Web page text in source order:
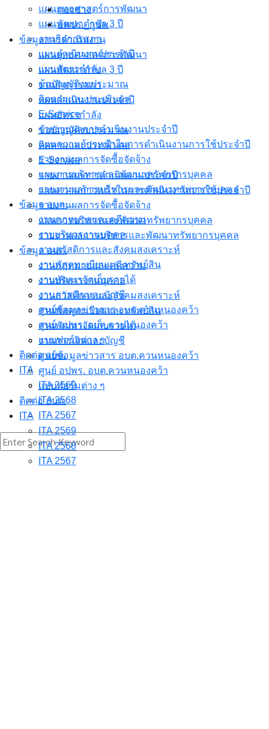
กองช่าง
อพปร._กูชีพ
ข้อมูลการดำเนินงาน
แผนยุทธศาสตร์การพัฒนา
แผนพัฒนาตำบล 3 ปี
งานกิจการสภา
แผนดำเนินงานประจำปี
แผนอัตรากำลัง
ข้อบัญญัติงบประมาณ
ติดตามและประเมินผล
E-Service
รายงานผลการดำเนินงานประจำปี
แผนความก้าวหน้าในการดำเนินงานการใช้ประจำปี
รายงานผลการจัดซื้อจัดจ้าง
แผนการบริหารและพัฒนาทรัพยากรบุคคล
รายงานผลการบริหารและพัฒนาทรัพยากรบุคคล
ข้อมูล อบต.
งานกฎหมายและคดีความ
งาบบริหารงานบุคคล
งานสวัสดิการและสังคมสงเคราะห์
งานพัสดุทะเบียนและทรัพย์สิน
งานพัฒนาจัดเก็บรายได้
งานการเงินและบัญชี
ศูนย์ข้อมูลข่าวสาร อบต.ควนหนองคว้า
ศูนย์ อปพร. อบต.ควนหนองคว้า
แบบฟอร์มต่าง ๆ
ติดต่อ อบต.
ITA
ITA 2569
ITA 2568
ITA 2567
แผนยุทธศาสตร์การพัฒนา
แผนพัฒนาตำบล 3 ปี
งานกิจการสภา
แผนดำเนินงานประจำปี
แผนอัตรากำลัง
ข้อบัญญัติงบประมาณ
ติดตามและประเมินผล
E-Service
รายงานผลการดำเนินงานประจำปี
แผนความก้าวหน้าในการดำเนินงานการใช้ประจำปี
รายงานผลการจัดซื้อจัดจ้าง
แผนการบริหารและพัฒนาทรัพยากรบุคคล
รายงานผลการบริหารและพัฒนาทรัพยากรบุคคล
ข้อมูล อบต.
งานกฎหมายและคดีความ
งาบบริหารงานบุคคล
งานสวัสดิการและสังคมสงเคราะห์
งานพัสดุทะเบียนและทรัพย์สิน
งานพัฒนาจัดเก็บรายได้
งานการเงินและบัญชี
ศูนย์ข้อมูลข่าวสาร อบต.ควนหนองคว้า
ศูนย์ อปพร. อบต.ควนหนองคว้า
แบบฟอร์มต่าง ๆ
ติดต่อ อบต.
ITA
ITA 2569
ITA 2568
ITA 2567
Search
for: